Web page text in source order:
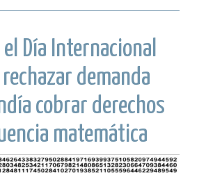
Día Internacional
demanda
cobrar derechos
matemática